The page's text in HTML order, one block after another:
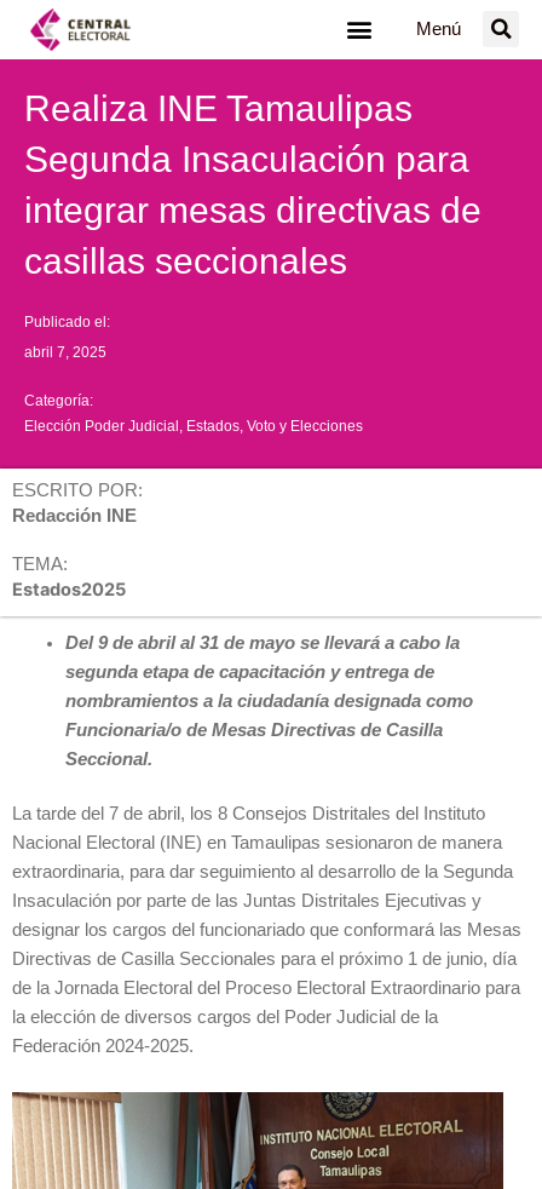
Menú
Realiza INE Tamaulipas
Segunda Insaculación para
integrar mesas directivas de
casillas seccionales
Publicado el:
abril 7, 2025
Categoría:
Elección Poder Judicial Estados Voto y Elecciones
ESCRITO POR:
Redacción INE
TEMA:
Estados2025
Del 9 de abril al 31 de mayo se llevará a cabo la
segunda etapa de capacitación y entrega de
nombramientos a la ciudadanía designada como
Funcionaria/o de Mesas Directivas de Casilla
Seccional.
La tarde del 7 de abril, los 8 Consejos Distritales del Instituto
Nacional Electoral (INE) en Tamaulipas sesionaron de manera
extraordinaria, para dar seguimiento al desarrollo de la Segunda
Insaculación por parte de las Juntas Distritales Ejecutivas y
designar los cargos del funcionariado que conformará las Mesas
Directivas de Casilla Seccionales para el próximo 1 de junio, día
de la Jornada Electoral del Proceso Electoral Extraordinario para
la elección de diversos cargos del Poder Judicial de la
Federación 2024-2025.